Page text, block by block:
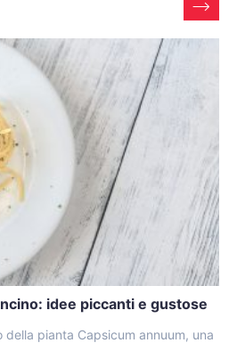
idee piccanti e gustose
pianta Capsicum annuum, una